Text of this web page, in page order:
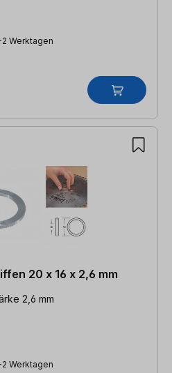
Werktagen
20 x 16 x 2,6 mm
2,6 mm
Werktagen